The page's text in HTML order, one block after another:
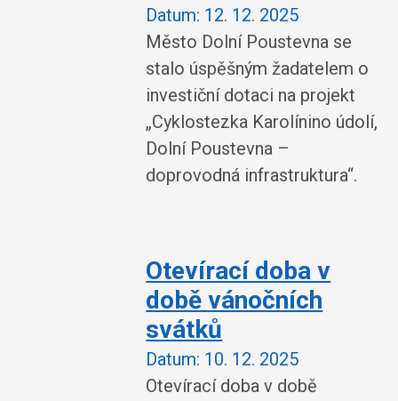
Datum: 12. 12. 2025
Město Dolní Poustevna se
stalo úspěšným žadatelem o
investiční dotaci na projekt
„Cyklostezka Karolínino údolí,
Dolní Poustevna –
doprovodná infrastruktura“.
Otevírací doba v
době vánočních
svátků
Datum: 10. 12. 2025
Otevírací doba v době